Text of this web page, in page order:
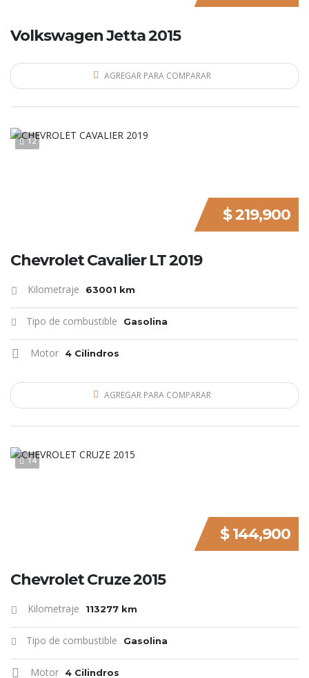
Volkswagen Jetta 2015
AGREGAR PARA COMPARAR
12
$ 219,900
Chevrolet Cavalier LT 2019
Kilometraje 63001 km
Tipo de combustible Gasolina
Motor 4 Cilindros
AGREGAR PARA COMPARAR
14
$ 144,900
Chevrolet Cruze 2015
Kilometraje 113277 km
Tipo de combustible Gasolina
Motor 4 Cilindros